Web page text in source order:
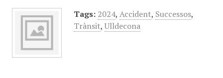
Tags: 2024, Accident, Successos,
Trànsit, Ulldecona